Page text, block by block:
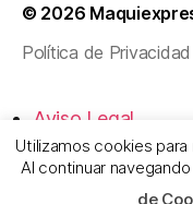
© 2026
Política de Privacidad
Utilizamos cookies
Al continuar
de
Aviso Legal
Política de
Política de